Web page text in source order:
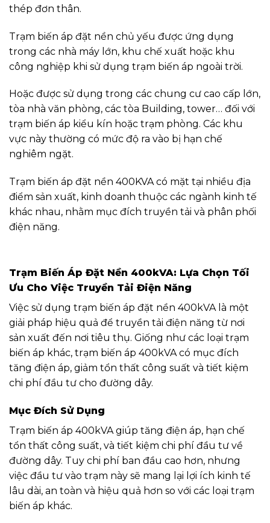
thép đơn thân.
Trạm biến áp đặt nền chủ yếu được ứng dụng
trong các nhà máy lớn, khu chế xuất hoặc khu
công nghiệp khi sử dụng trạm biến áp ngoài trời.
Hoặc được sử dụng trong các chung cư cao cấp lớn,
tòa nhà văn phòng, các tòa Building, tower… đối với
trạm biến áp kiểu kín hoặc trạm phòng. Các khu
vực này thường có mức độ ra vào bị hạn chế
nghiêm ngặt.
Trạm biến áp đặt nền 400KVA có mặt tại nhiều địa
điểm sản xuất, kinh doanh thuộc các ngành kinh tế
khác nhau, nhằm mục đích truyền tải và phân phối
điện năng.
Trạm Biến Áp Đặt Nền 400kVA: Lựa Chọn Tối
Ưu Cho Việc Truyền Tải Điện Năng
Việc sử dụng trạm biến áp đặt nền 400kVA là một
giải pháp hiệu quả để truyền tải điện năng từ nơi
sản xuất đến nơi tiêu thụ. Giống như các loại trạm
biến áp khác, trạm biến áp 400kVA có mục đích
tăng điện áp, giảm tổn thất công suất và tiết kiệm
chi phí đầu tư cho đường dây.
Mục Đích Sử Dụng
Trạm biến áp 400kVA giúp tăng điện áp, hạn chế
tổn thất công suất, và tiết kiệm chi phí đầu tư về
đường dây. Tuy chi phí ban đầu cao hơn, nhưng
việc đầu tư vào trạm này sẽ mang lại lợi ích kinh tế
lâu dài, an toàn và hiệu quả hơn so với các loại trạm
biến áp khác.